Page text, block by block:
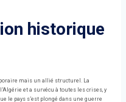
historique
mais un allié structurel. La
et a survécu à toutes les crises, y
le pays s’est plongé dans une guerre